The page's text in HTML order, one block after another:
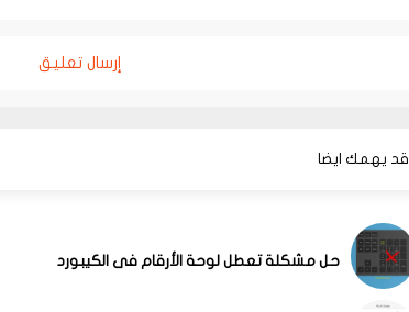
إرسال تعليق
قد يهمك ايضا
حل مشكلة تعطل لوحة الأرقام فى الكيبورد